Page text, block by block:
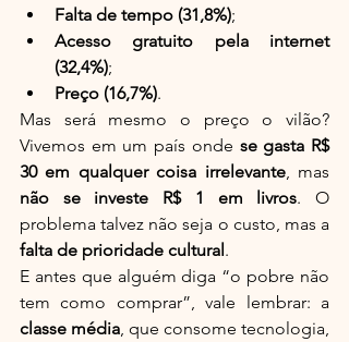
Falta de tempo (31,8%);
Acesso gratuito pela internet
(32,4%);
Preço (16,7%).
Mas será mesmo o preço o vilão?
Vivemos em um país onde se gasta R$
30 em qualquer coisa irrelevante
não se investe R$ 1 em livros. O
falta de prioridade cultural.
E antes que alguém diga “o pobre não
classe média , que consome tecnologia,